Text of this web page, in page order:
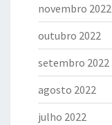
novembro 2022
outubro 2022
setembro 2022
agosto 2022
julho 2022